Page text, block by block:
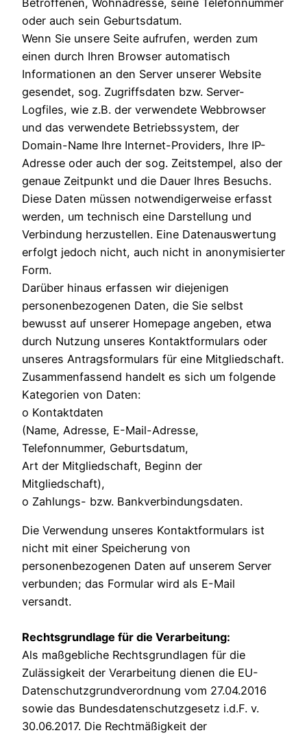
oder auch sein Geburtsdatum.
Wenn Sie unsere Seite aufrufen, werden zum
einen durch Ihren Browser automatisch
Informationen an den Server unserer Website
gesendet, sog. Zugriffsdaten bzw. Server-
Logfiles, wie z.B. der verwendete Webbrowser
und das verwendete Betriebssystem, der
Domain-Name Ihre Internet-Providers, Ihre IP-
Adresse oder auch der sog. Zeitstempel, also der
genaue Zeitpunkt und die Dauer Ihres Besuchs.
Diese Daten müssen notwendigerweise erfasst
werden, um technisch eine Darstellung und
Verbindung herzustellen. Eine Datenauswertung
erfolgt jedoch nicht, auch nicht in anonymisierter
Form.
Darüber hinaus erfassen wir diejenigen
personenbezogenen Daten, die Sie selbst
bewusst auf unserer Homepage angeben, etwa
durch Nutzung unseres Kontaktformulars oder
unseres Antragsformulars für eine Mitgliedschaft.
Zusammenfassend handelt es sich um folgende
Kategorien von Daten:
o Kontaktdaten
(Name, Adresse, E-Mail-Adresse,
Telefonnummer, Geburtsdatum,
Art der Mitgliedschaft, Beginn der
Mitgliedschaft),
o Zahlungs- bzw. Bankverbindungsdaten.
Die Verwendung unseres Kontaktformulars ist
nicht mit einer Speicherung von
personenbezogenen Daten auf unserem Server
verbunden; das Formular wird als E-Mail
versandt.
Rechtsgrundlage für die Verarbeitung:
Als maßgebliche Rechtsgrundlagen für die
Zulässigkeit der Verarbeitung dienen die EU-
Datenschutzgrundverordnung vom 27.04.2016
sowie das Bundesdatenschutzgesetz i.d.F. v.
30.06.2017. Die Rechtmäßigkeit der